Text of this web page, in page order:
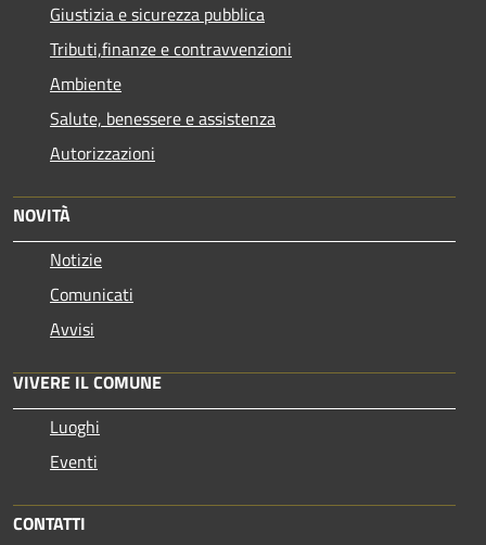
Giustizia e sicurezza pubblica
Tributi,finanze e contravvenzioni
Ambiente
Salute, benessere e assistenza
Autorizzazioni
NOVITÀ
Notizie
Comunicati
Avvisi
VIVERE IL COMUNE
Luoghi
Eventi
CONTATTI